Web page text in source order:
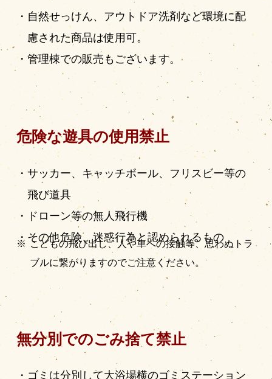
自然せっけん、アウトドア洗剤など環境に配
慮された商品は使用可。
管理棟での販売もございます。
危険な遊具の使用禁止
サッカー、キャッチボール、フリスビー等の
飛び道具
ドローン等の無人飛行機
その他危険、迷惑行為と認められるもの
こどもの飛び出し、人や車への接触等、思わぬトラ
ブルに繋がりますのでご注意ください。
無分別でのごみ捨て禁止
ゴミは分別して大浴場横のゴミステーション